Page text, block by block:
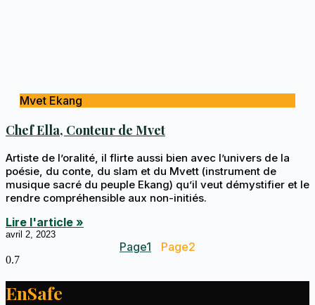
Mvet Ekang
Chef Ella, Conteur de Mvet
Artiste de l’oralité, il flirte aussi bien avec l’univers de la
poésie, du conte, du slam et du Mvett (instrument de
musique sacré du peuple Ekang) qu’il veut démystifier et le
rendre compréhensible aux non-initiés.
Lire l'article »
avril 2, 2023
Page1 Page2
EnSafe